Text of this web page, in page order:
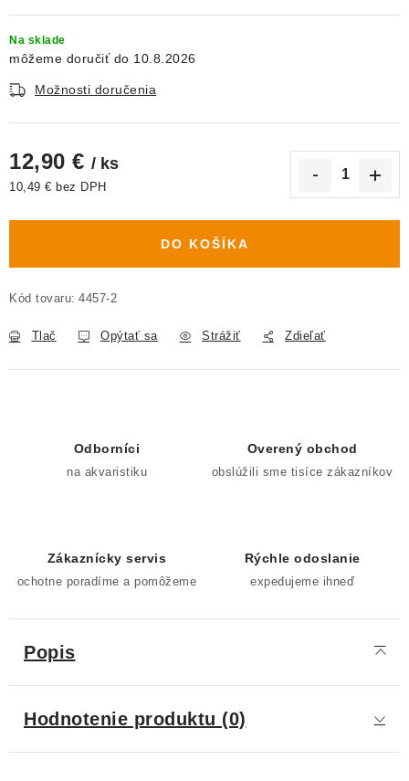
Na sklade
10.8.2026
Možnosti doručenia
12,90 € / ks
10,49 € bez DPH
DO KOŠÍKA
Kód tovaru: 4457-2
Tlač Opýtať sa Strážiť Zdieľať
Odborníci
na akvaristiku
Overený obchod
obslúžili sme tisíce zákazníkov
Zákaznícky servis
ochotne poradíme a pomôžeme
Rýchle odoslanie
expedujeme ihneď
Popis
Hodnotenie produktu (0)